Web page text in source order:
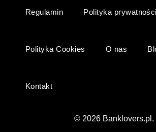
Regulamin Polityka prywatności
Polityka Cookies O nas
Kontakt
© 2026 Banklovers.pl.